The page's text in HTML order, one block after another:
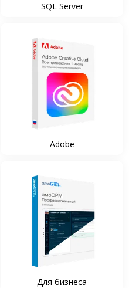
SQL Server
Adobe
Для бизнеса